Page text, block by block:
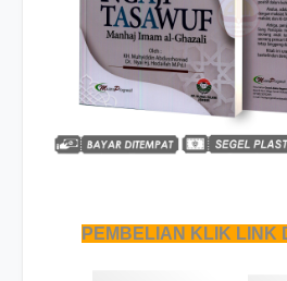
PEMBELIAN KLIK LINK